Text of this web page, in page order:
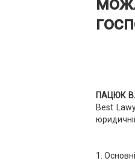
ПАЦЮК В.
Best
1.